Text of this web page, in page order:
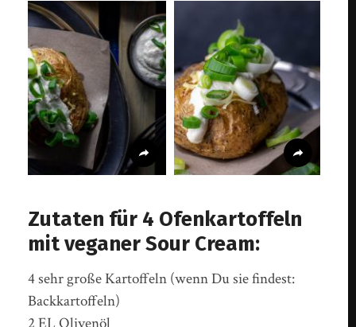
Zutaten für 4 Ofenkartoffeln
mit veganer Sour Cream:
4 sehr große Kartoffeln (wenn Du sie findest:
Backkartoffeln)